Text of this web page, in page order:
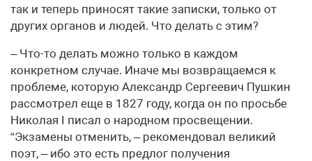
так и теперь приносят такие записки, только от
других органов и людей. Что делать с этим?
– Что-то делать можно только в каждом
конкретном случае. Иначе мы возвращаемся к
проблеме, которую Александр Сергеевич Пушкин
рассмотрел еще в 1827 году, когда он по просьбе
Николая I писал о народном просвещении.
“Экзамены отменить, – рекомендовал великий
поэт, – ибо это есть предлог получения